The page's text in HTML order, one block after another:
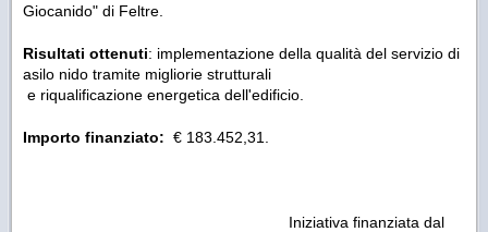
Giocanido" di Feltre.
Risultati ottenuti: implementazione della qualità del servizio di
asilo nido tramite migliorie strutturali
e riqualificazione energetica dell'edificio.
Importo finanziato: € 183.452,31.
Iniziativa finanziata dal